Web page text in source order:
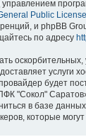
Public License
и phpBB
по адресу
будет
"Сокол"
в базе
которые